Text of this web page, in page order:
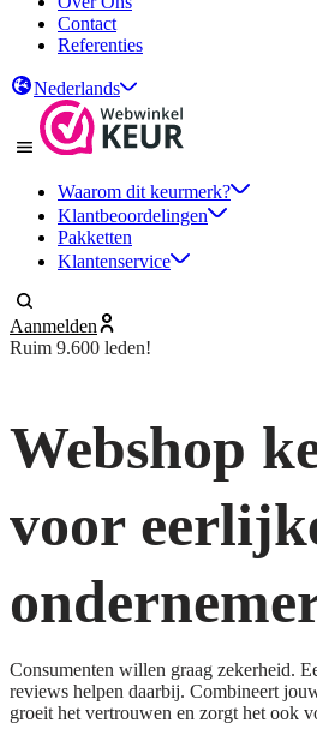
Contact
Referenties
Nederlands
Waarom dit keurmerk?
Klantbeoordelingen
Pakketten
Klantenservice
Aanmelden
Ruim 9.600 leden!
Webshop
voor
Consumenten willen graag zekerheid.
reviews helpen daarbij. Combineert
groeit het vertrouwen en zorgt het ook